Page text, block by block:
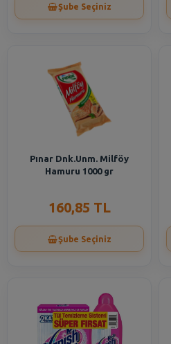
Şube Seçiniz
Pınar Dnk.Unm. Milföy
Hamuru 1000 gr
160,85 TL
Şube Seçiniz